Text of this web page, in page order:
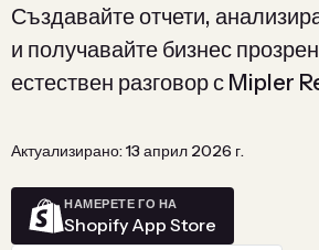
Създавайте отчети,
и получавайте бизнес
естествен разговор с Mipler
Актуализирано: 13 април 2026 г.
НАМЕРЕТЕ ГО НА
Shopify App Store